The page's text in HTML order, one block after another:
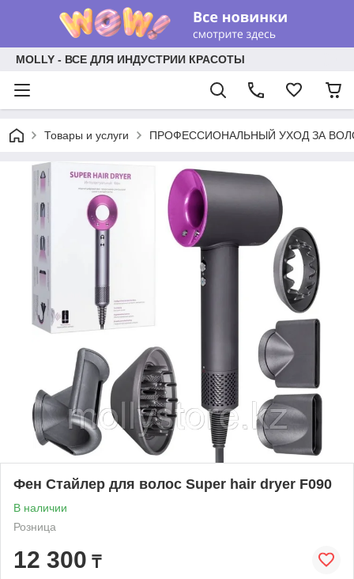
MOLLY - ВСЕ ДЛЯ ИНДУСТРИИ КРАСОТЫ
Товары и услуги ПРОФЕССИОНАЛЬНЫЙ УХОД ЗА
Фен Стайлер для волос Super hair dryer F090
В наличии
Розница
12 300 ₸